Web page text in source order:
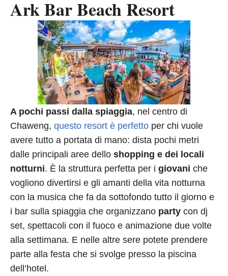
Ark Bar Beach Resort
A pochi passi dalla spiaggia, nel centro di
Chaweng, questo resort è perfetto per chi vuole
avere tutto a portata di mano: dista pochi metri
dalle principali aree dello shopping e dei locali
notturni. È la struttura perfetta per i giovani che
vogliono divertirsi e gli amanti della vita notturna
con la musica che fa da sottofondo tutto il giorno e
i bar sulla spiaggia che organizzano party con dj
set, spettacoli con il fuoco e animazione due volte
alla settimana. E nelle altre sere potete prendere
parte alla festa che si svolge presso la piscina
dell’hotel.